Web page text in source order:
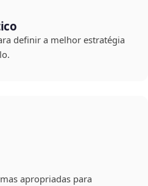
definir a melhor estratégia
apropriadas para